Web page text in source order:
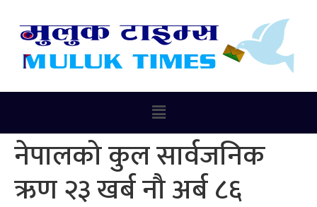
नेपालको कुल सार्वजनिक
ऋण २३ खर्ब नौ अर्ब ८६